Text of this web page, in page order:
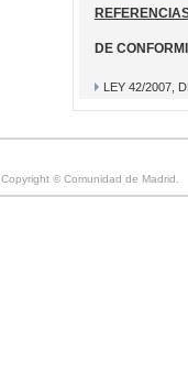
DE
LEY 42/2007,
Copyright © Comunidad de Madrid.